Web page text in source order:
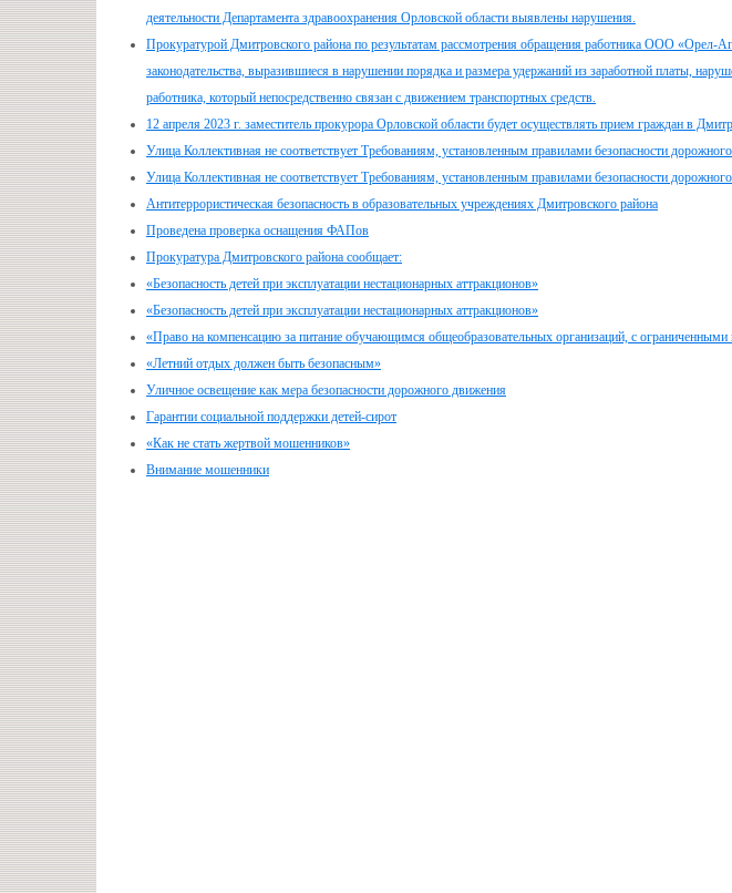
деятельности Департамента здравоохранения Орловской области выявлены нарушения.
Прокуратурой Дмитровского района по результатам рассмотрения обращения работника ООО «Орел-
законодательства, выразившиеся в нарушении порядка и размера удержаний из заработной платы,
работника, который непосредственно связан с движением транспортных средств.
12 апреля 2023 г. заместитель прокурора Орловской области будет осуществлять прием граждан в
Улица Коллективная не соответствует Требованиям, установленным правилами безопасности
Улица Коллективная не соответствует Требованиям, установленным правилами безопасности
Антитеррористическая безопасность в образовательных учреждениях Дмитровского района
Проведена проверка оснащения ФАПов
Прокуратура Дмитровского района сообщает:
«Безопасность детей при эксплуатации нестационарных аттракционов»
«Безопасность детей при эксплуатации нестационарных аттракционов»
«Право на компенсацию за питание обучающимся общеобразовательных организаций, с
«Летний отдых должен быть безопасным»
Уличное освещение как мера безопасности дорожного движения
Гарантии социальной поддержки детей-сирот
«Как не стать жертвой мошенников»
Внимание мошенники